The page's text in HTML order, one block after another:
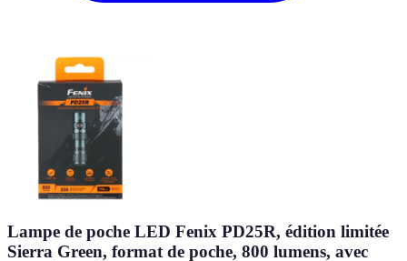
Lampe de poche LED Fenix PD25R, édition limitée
Sierra Green, format de poche, 800 lumens, avec